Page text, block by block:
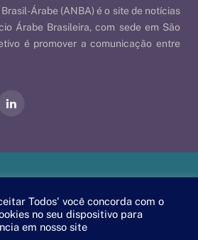
Árabe (ANBA) é o site de notícias
Árabe Brasileira, com sede em São
é promover a comunicação entre
LinkedIn
| ByEscaEsco.
Todos' você concorda com o
no seu dispositivo para
em nosso site